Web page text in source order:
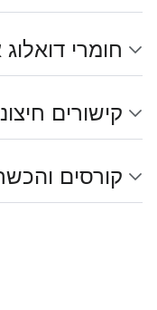
חומרי
קישורים
קורסים